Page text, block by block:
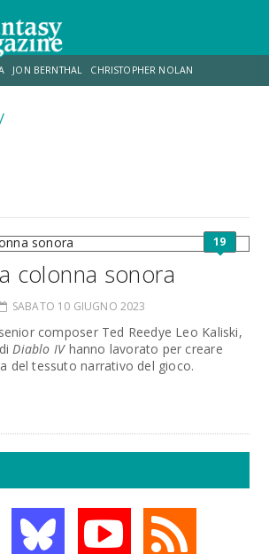
JON BERNTHAL CHRISTOPHER NOLAN
& GAMES
19
colonna sonora
SABATO 10 GIUGNO 2023
composer Ted Reedye Leo Kaliski,
Diablo IVhanno lavorato per creare
del tessuto narrativo del gioco.